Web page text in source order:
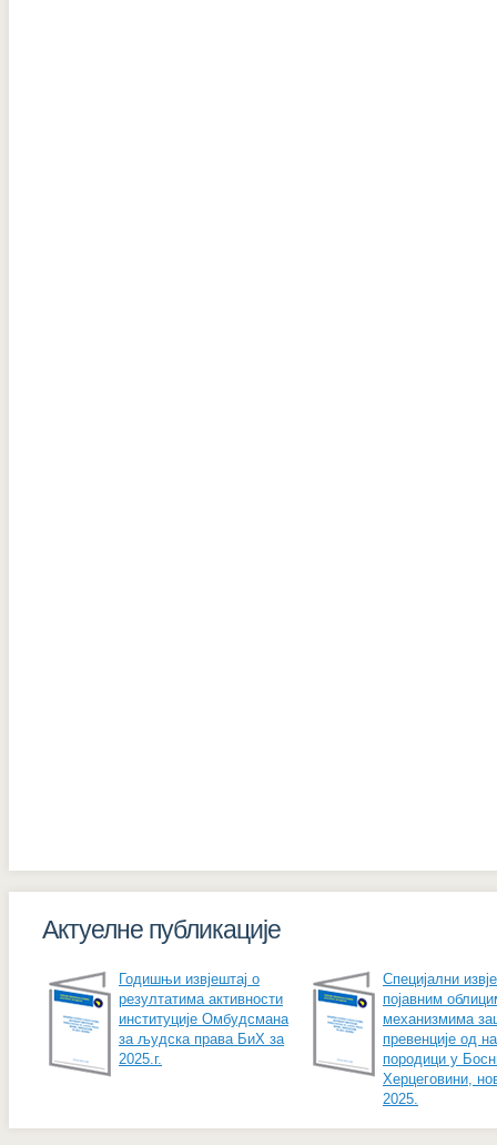
Актуелне публикације
Годишњи извјештај о
резултатима активности
институције Омбудсмана
за људска права БиХ за
2025.г.
Специјални
појавним
механизмима
превенције од
породици у
Херцеговини,
2025.